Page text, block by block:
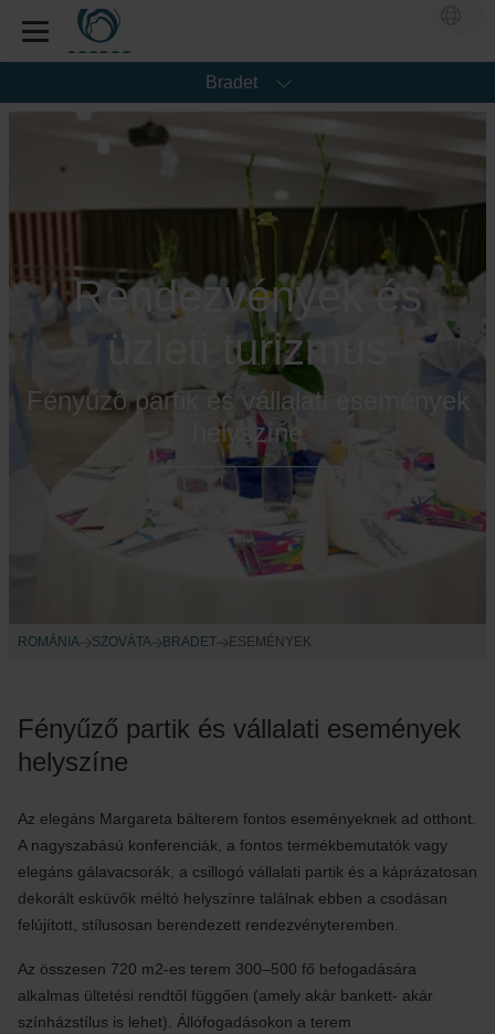
Bradet
Rendezvények és
üzleti turizmus
Fényűző partik és vállalati események
helyszíne
ROMÁNIA SZOVÁTA BRADET ESEMÉNYEK
Fényűző partik és vállalati események
helyszíne
Az elegáns Margareta bálterem fontos eseményeknek ad otthont.
A nagyszabású konferenciák, a fontos termékbemutatók vagy
elegáns gálavacsorák, a csillogó vállalati partik és a káprázatosan
dekorált esküvők méltó helyszínre találnak ebben a csodásan
felújított, stílusosan berendezett rendezvényteremben.
Az összesen 720 m2-es terem 300–500 fő befogadására
alkalmas ültetési rendtől függően (amely akár bankett- akár
színházstílus is lehet). Állófogadásokon a terem